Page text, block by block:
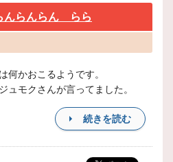
んらんらん らら
何かおこるようです。
ュモクさんが言ってました。
続きを読む